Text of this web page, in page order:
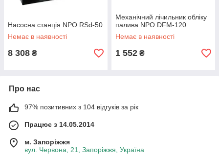
Насосна станція NPO RSd-50
Немає в наявності
8 308 ₴
Механічний лічильник обліку
палива NPO DFM-120
Немає в наявності
1 552 ₴
Про нас
97% позитивних з 104 відгуків за рік
Працює з 14.05.2014
м. Запоріжжя
вул. Червона, 21, Запоріжжя, Україна